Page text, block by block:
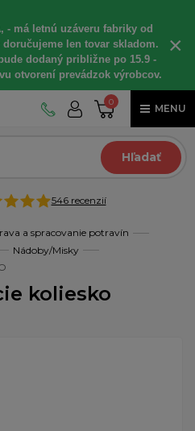
- má letnú uzáveru fabriky od
doručujeme len tovar skladom.
dodaný približne po 15.9 -
otvorení prevádzok výrobcov.
×
0
MENU
Hľadať
546 recenzií
a spracovanie potravín
Nádoby/Misky
koliesko